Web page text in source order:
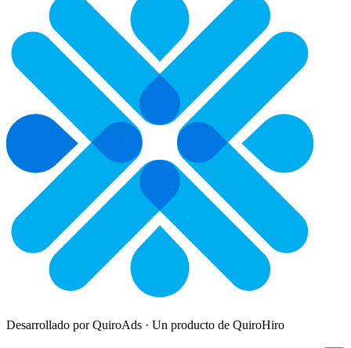
Desarrollado por QuiroAds · Un producto de QuiroHiro